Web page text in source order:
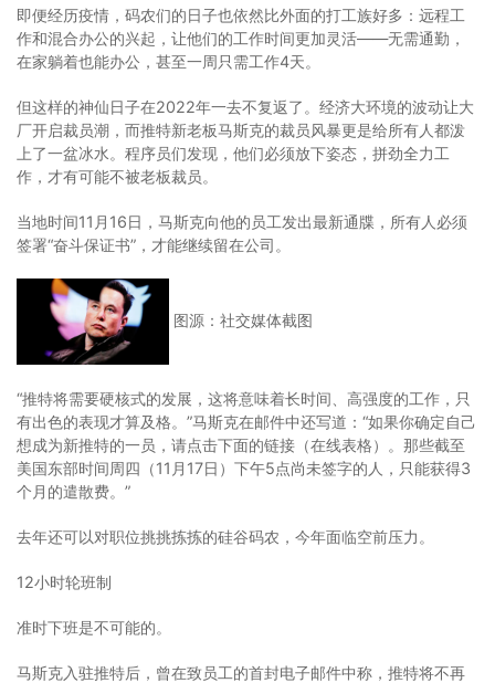
即便经历疫情，码农们的日子也依然比外面的打工族好多：远程工
作和混合办公的兴起，让他们的工作时间更加灵活——无需通勤，
在家躺着也能办公，甚至一周只需工作4天。
但这样的神仙日子在2022年一去不复返了。经济大环境的波动让大
厂开启裁员潮，而推特新老板马斯克的裁员风暴更是给所有人都泼
上了一盆冰水。程序员们发现，他们必须放下姿态，拼劲全力工
作，才有可能不被老板裁员。
当地时间11月16日，马斯克向他的员工发出最新通牒，所有人必须
签署“奋斗保证书”，才能继续留在公司。
图源：社交媒体截图
“推特将需要硬核式的发展，这将意味着长时间、高强度的工作，只
有出色的表现才算及格。”马斯克在邮件中还写道：“如果你确定自己
想成为新推特的一员，请点击下面的链接（在线表格）。那些截至
美国东部时间周四（11月17日）下午5点尚未签字的人，只能获得3
个月的遣散费。”
去年还可以对职位挑挑拣拣的硅谷码农，今年面临空前压力。
12小时轮班制
准时下班是不可能的。
马斯克入驻推特后，曾在致员工的首封电子邮件中称，推特将不再